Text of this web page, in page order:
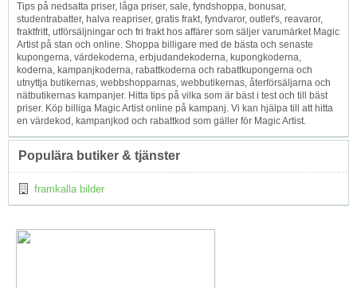
Tips på nedsatta priser, låga priser, sale, fyndshoppa, bonusar,
studentrabatter, halva reapriser, gratis frakt, fyndvaror, outlet's, reavaror,
fraktfritt, utförsäljningar och fri frakt hos affärer som säljer varumärket Magic
Artist på stan och online. Shoppa billigare med de bästa och senaste
kupongerna, värdekoderna, erbjudandekoderna, kupongkoderna,
koderna, kampanjkoderna, rabattkoderna och rabattkupongerna och
utnyttja butikernas, webbshopparnas, webbutikernas, återförsäljarna och
nätbutikernas kampanjer. Hitta tips på vilka som är bäst i test och till bäst
priser. Köp billiga Magic Artist online på kampanj. Vi kan hjälpa till att hitta
en värdekod, kampanjkod och rabattkod som gäller för Magic Artist.
Populära butiker & tjänster
framkalla bilder